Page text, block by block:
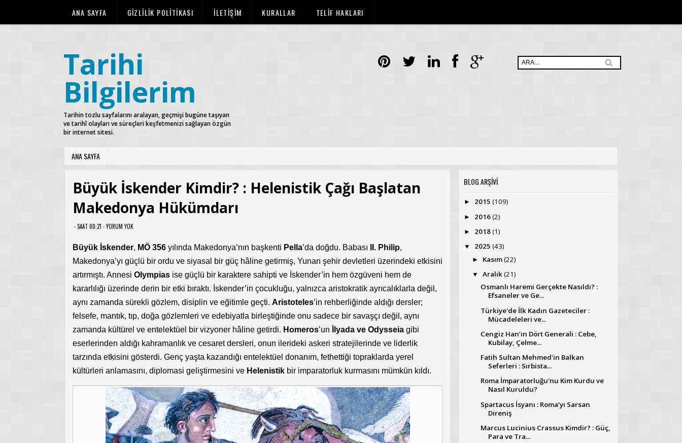
ANA SAYFA GİZLİLİK POLİTİKASI İLETİŞİM KURALLAR TELİF HAKLARI
Tarihi
Bilgilerim
Tarihin tozlu sayfalarını aralayan, geçmişi bugüne taşıyan
ve tarihî olayları ve süreçleri keşfetmenizi sağlayan özgün
bir internet sitesi.
ANA SAYFA
Büyük İskender Kimdir? : Helenistik Çağı Başlatan
Makedonya Hükümdarı
- SAAT 00:21 -YORUM YOK
Büyük İskender, MÖ 356 yılında Makedonya’nın başkenti Pella’da doğdu. Babası II. Philip,
Makedonya’yı güçlü bir ordu ve siyasal bir güç hâline getirmiş, Yunan şehir devletleri üzerindeki etkisini
artırmıştı. Annesi Olympias ise güçlü bir karaktere sahipti ve İskender’in hem özgüveni hem de
kararlılığı üzerinde derin bir etki bıraktı. İskender’in çocukluğu, yalnızca aristokratik ayrıcalıklarla değil,
aynı zamanda sürekli gözlem, disiplin ve eğitimle geçti. Aristoteles’in rehberliğinde aldığı dersler;
felsefe, mantık, tıp, doğa gözlemleri ve edebiyatla birleştiğinde onu sadece bir savaşçı değil, aynı
zamanda kültürel ve entelektüel bir vizyoner hâline getirdi. Homeros’un İlyada ve Odysseia gibi
eserlerinden aldığı kahramanlık ve cesaret dersleri, onun ilerideki askeri stratejilerinde ve liderlik
tarzında etkisini gösterdi. Genç yaşta kazandığı entelektüel donanım, fethettiği topraklarda yerel
kültürleri anlamasını, diplomasi geliştirmesini ve Helenistik bir imparatorluk kurmasını mümkün kıldı.
BLOG ARŞİVİ
► 2015 (109)
► 2016(2)
► 2018(1)
▼ 2025 (43)
► Kasım(22)
▼ Aralık(21)
Osmanlı Haremi Gerçekte Nasıldı? :
Efsaneler ve Ge...
Türkiye'de İlk Kadın Gazeteciler :
Mücadeleleri ve...
Cengiz Han’ın Dört Generali : Cebe,
Kubilay, Çelme...
Fatih Sultan Mehmed'in Balkan
Seferleri : Sırbista...
Roma İmparatorluğu'nu Kim Kurdu ve
Nasıl Kuruldu?
Spartacus İsyanı : Roma’yı Sarsan
Direniş
Marcus Lucinius Crassus Kimdir? : Güç,
Para ve Tra...